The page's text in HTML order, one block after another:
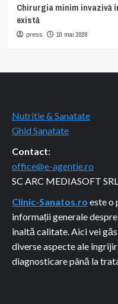
Chirurgia minim invazivă
există
press 10 mai 2026
Nutritie & Sanatate
Ghid Sanatate
Contact:
office@e-agentie.ro
SC ARC MEDIASOFT SRL
Clinic-Sanatos.ro este o
informații generale
înaltă calitate. Aici vei
diverse aspecte ale
diagnosticare până la